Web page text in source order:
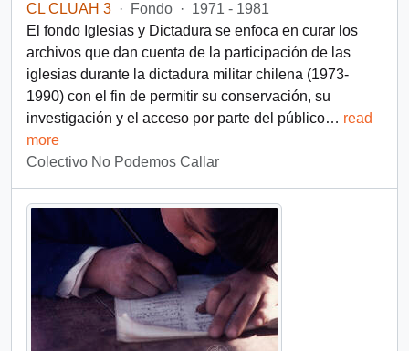
CL CLUAH 3 · Fondo · 1971 - 1981
El fondo Iglesias y Dictadura se enfoca en curar los
archivos que dan cuenta de la participación de las
iglesias durante la dictadura militar chilena (1973-
1990) con el fin de permitir su conservación, su
investigación y el acceso por parte del público… read
more
Colectivo No Podemos Callar